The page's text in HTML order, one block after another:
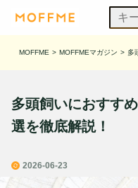
MOFFME > MOFFMEマガジン > 多
多頭飼いにおすす
選を徹底解説！
2026-06-23